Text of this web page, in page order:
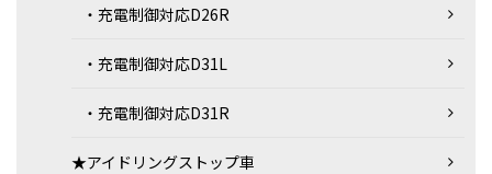
・充電制御対応D26R
・充電制御対応D31L
・充電制御対応D31R
★アイドリングストップ車